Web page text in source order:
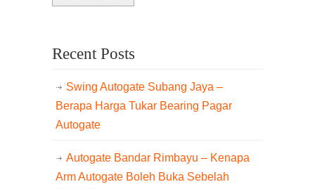
Recent Posts
Swing Autogate Subang Jaya –
Berapa Harga Tukar Bearing Pagar
Autogate
Autogate Bandar Rimbayu – Kenapa
Arm Autogate Boleh Buka Sebelah